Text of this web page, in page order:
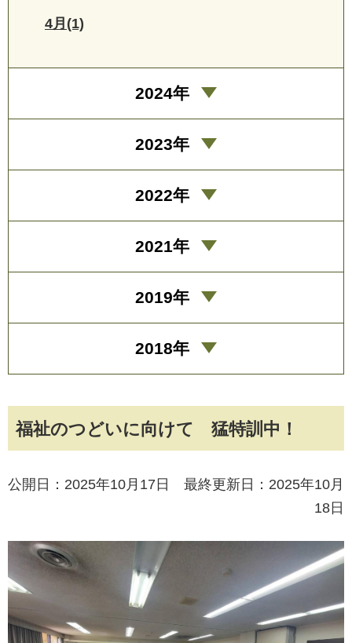
福祉のつどいに向けて 猛特訓中！
公開日：2025年10月17日 最終更新日：2025年10月
18日
4月(1)
2024年
2023年
2022年
2021年
2019年
2018年